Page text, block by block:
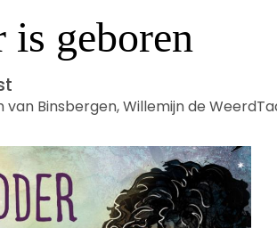
is geboren
van Binsbergen,Willemijn de Weerd